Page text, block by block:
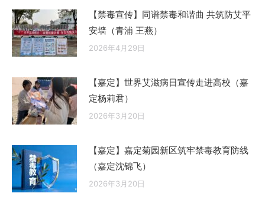
【禁毒宣传】同谱禁毒和谐曲 共筑防艾平
安墙（青浦 王燕）
2026年4月29日
【嘉定】世界艾滋病日宣传走进高校（嘉
定杨莉君）
2026年3月20日
【嘉定】嘉定菊园新区筑牢禁毒教育防线
（嘉定沈锦飞）
2026年3月20日